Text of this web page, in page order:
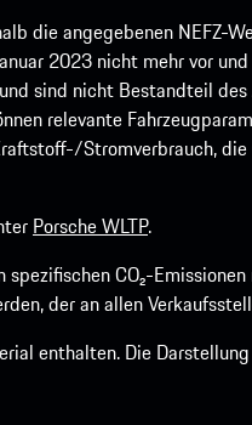
die angegebenen
2023 nicht mehr vor
sind nicht Bestandteil
relevante
Stromverbrauch,
Porsche WLTP.
CO₂-
der an allen
enthalten. Die